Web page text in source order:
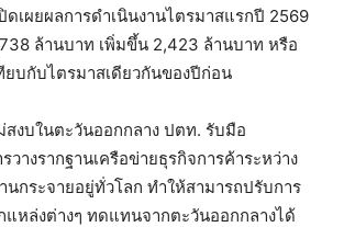
ดเผยผลการดำเนินงานไตรมาสแรกปี 2569
ล้านบาท เพิ่มขึ้น 2,423 ล้านบาท หรือ
ยบกับไตรมาสเดียวกันของปีก่อน
งบในตะวันออกกลาง ปตท. รับมือ
างรากฐานเครือข่ายธุรกิจการค้าระหว่าง
นกระจายอยู่ทั่วโลก ทำให้สามารถปรับการ
หล่งต่างๆ ทดแทนจากตะวันออกกลางได้